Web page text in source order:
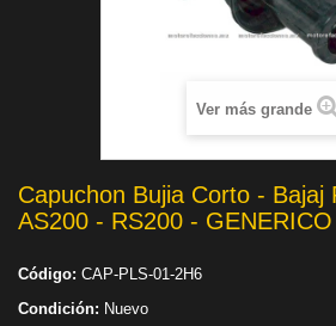
Ver más grande
Capuchon Bujia Corto - Bajaj
AS200 - RS200 - GENERICO
Código: CAP-PLS-01-2H6
Condición: Nuevo